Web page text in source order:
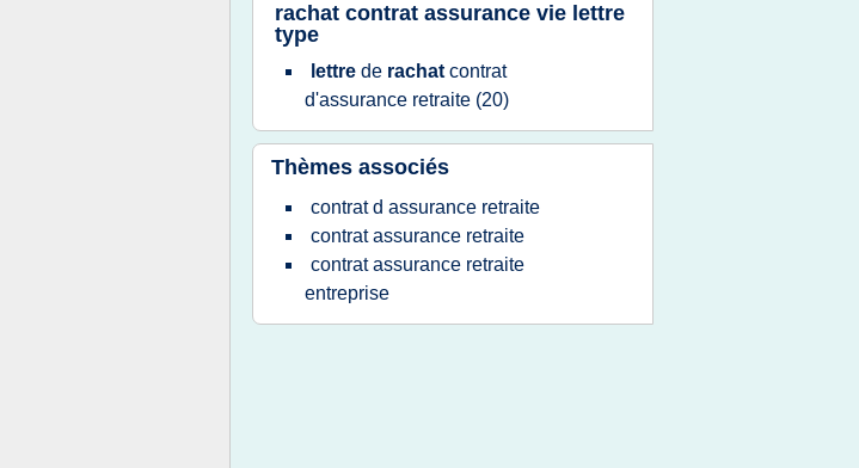
rachat contrat assurance vie lettre
type
lettre de rachat contrat
d'assurance retraite (20)
Thèmes associés
contrat d assurance retraite
contrat assurance retraite
contrat assurance retraite
entreprise